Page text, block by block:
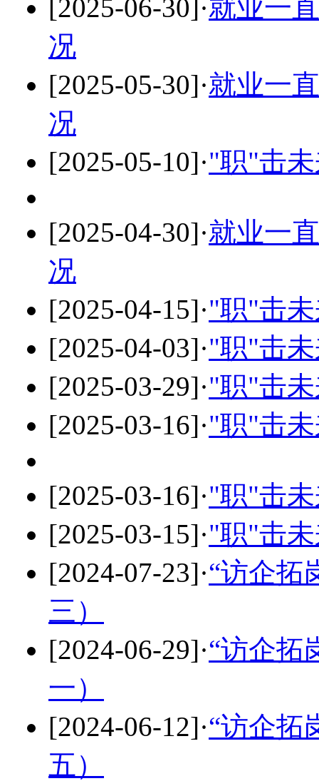
[2025-06-30]·就业一
况
[2025-05-30]·就业一
况
[2025-05-10]·"职"击
[2025-04-30]·就业一
况
[2025-04-15]·"职"击
[2025-04-03]·"职"击
[2025-03-29]·"职"击
[2025-03-16]·"职"击
[2025-03-16]·"职"击
[2025-03-15]·"职"击
[2024-07-23]·“访企拓
三）
[2024-06-29]·“访企拓
一）
[2024-06-12]·“访企拓
五）